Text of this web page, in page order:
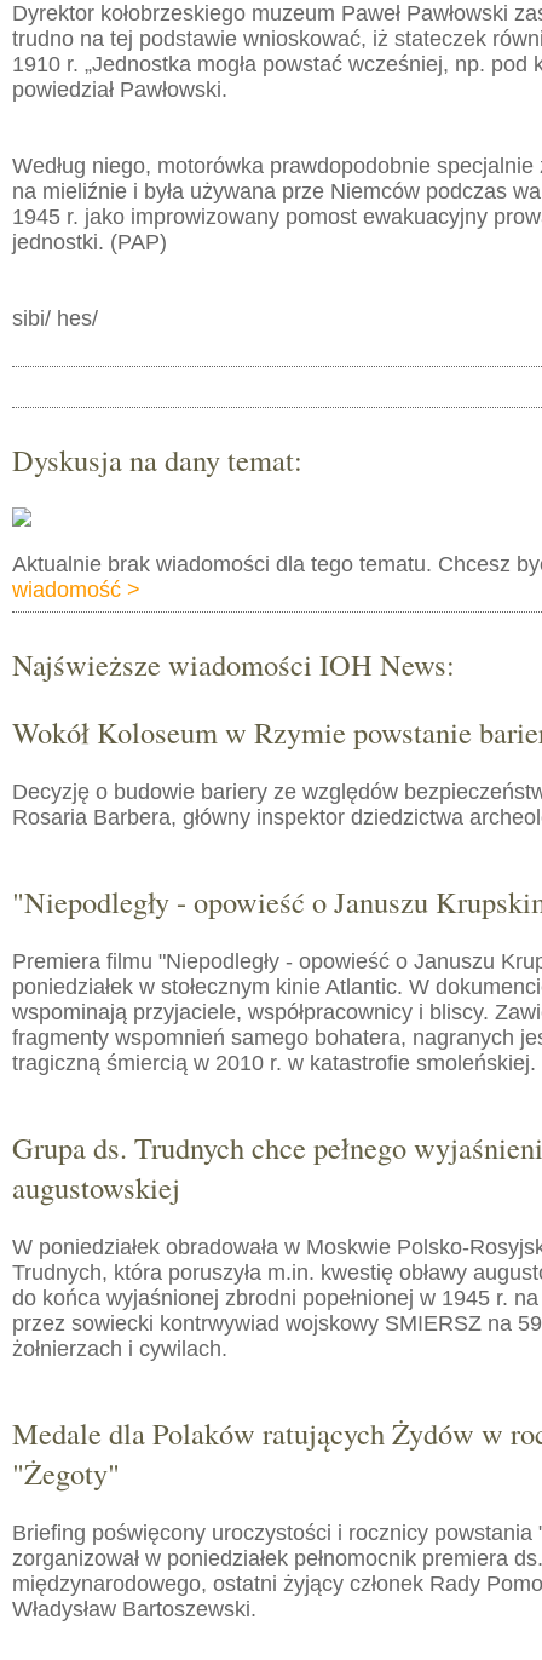
Dyrektor kołobrzeskiego muzeum Paweł Pawłowski
trudno na tej podstawie wnioskować, iż stateczek
1910 r. „Jednostka mogła powstać wcześniej, np. pod
powiedział Pawłowski.
Według niego, motorówka prawdopodobnie specjalnie
na mieliźnie i była używana prze Niemców podczas
1945 r. jako improwizowany pomost ewakuacyjny
jednostki. (PAP)
sibi/ hes/
Dyskusja na dany temat:
Aktualnie brak wiadomości dla tego tematu. Chcesz
wiadomość >
Najświeższe wiadomości IOH News:
Wokół Koloseum w Rzymie powstanie
Decyzję o budowie bariery ze względów
Rosaria Barbera, główny inspektor dziedzictwa
"Niepodległy - opowieść o Januszu
Premiera filmu "Niepodległy - opowieść o Januszu
poniedziałek w stołecznym kinie Atlantic. W
wspominają przyjaciele, współpracownicy i bliscy.
fragmenty wspomnień samego bohatera, nagranych
tragiczną śmiercią w 2010 r. w katastrofie smoleńskiej.
Grupa ds. Trudnych chce pełnego
augustowskiej
W poniedziałek obradowała w Moskwie Polsko-
Trudnych, która poruszyła m.in. kwestię obławy
do końca wyjaśnionej zbrodni popełnionej w 1945 r.
przez sowiecki kontrwywiad wojskowy SMIERSZ na
żołnierzach i cywilach.
Medale dla Polaków ratujących Żydów w
"Żegoty"
Briefing poświęcony uroczystości i rocznicy powstania
zorganizował w poniedziałek pełnomocnik premiera
międzynarodowego, ostatni żyjący członek Rady
Władysław Bartoszewski.